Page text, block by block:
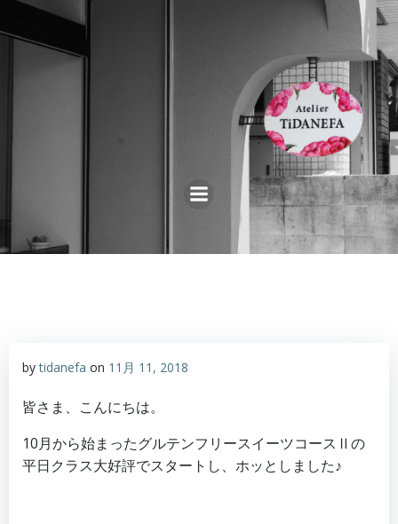
プ
bytidanefa on 11月 11, 2018
皆さま、こんにちは。
10月から始まったグルテンフリースイーツコースⅡの
平日クラス大好評でスタートし、ホッとしました♪